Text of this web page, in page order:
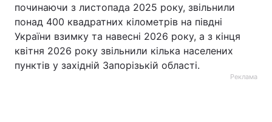
починаючи з листопада 2025 року, звільнили
понад 400 квадратних кілометрів на півдні
України взимку та навесні 2026 року, а з кінця
квітня 2026 року звільнили кілька населених
пунктів у західній Запорізькій області.
Реклама